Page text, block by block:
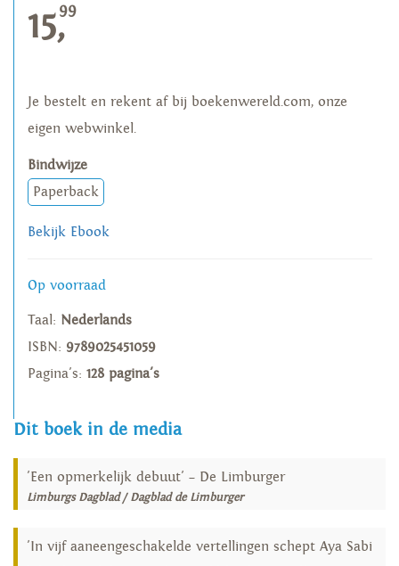
15,99
Je bestelt en rekent af bij boekenwereld.com, onze
eigen webwinkel.
Bindwijze
Paperback
Bekijk Ebook
Op voorraad
Taal: Nederlands
ISBN: 9789025451059
Pagina's: 128 pagina's
Dit boek in de media
'Een opmerkelijk debuut' – De Limburger
Limburgs Dagblad / Dagblad de Limburger
'In vijf aaneengeschakelde vertellingen schept Aya Sabi